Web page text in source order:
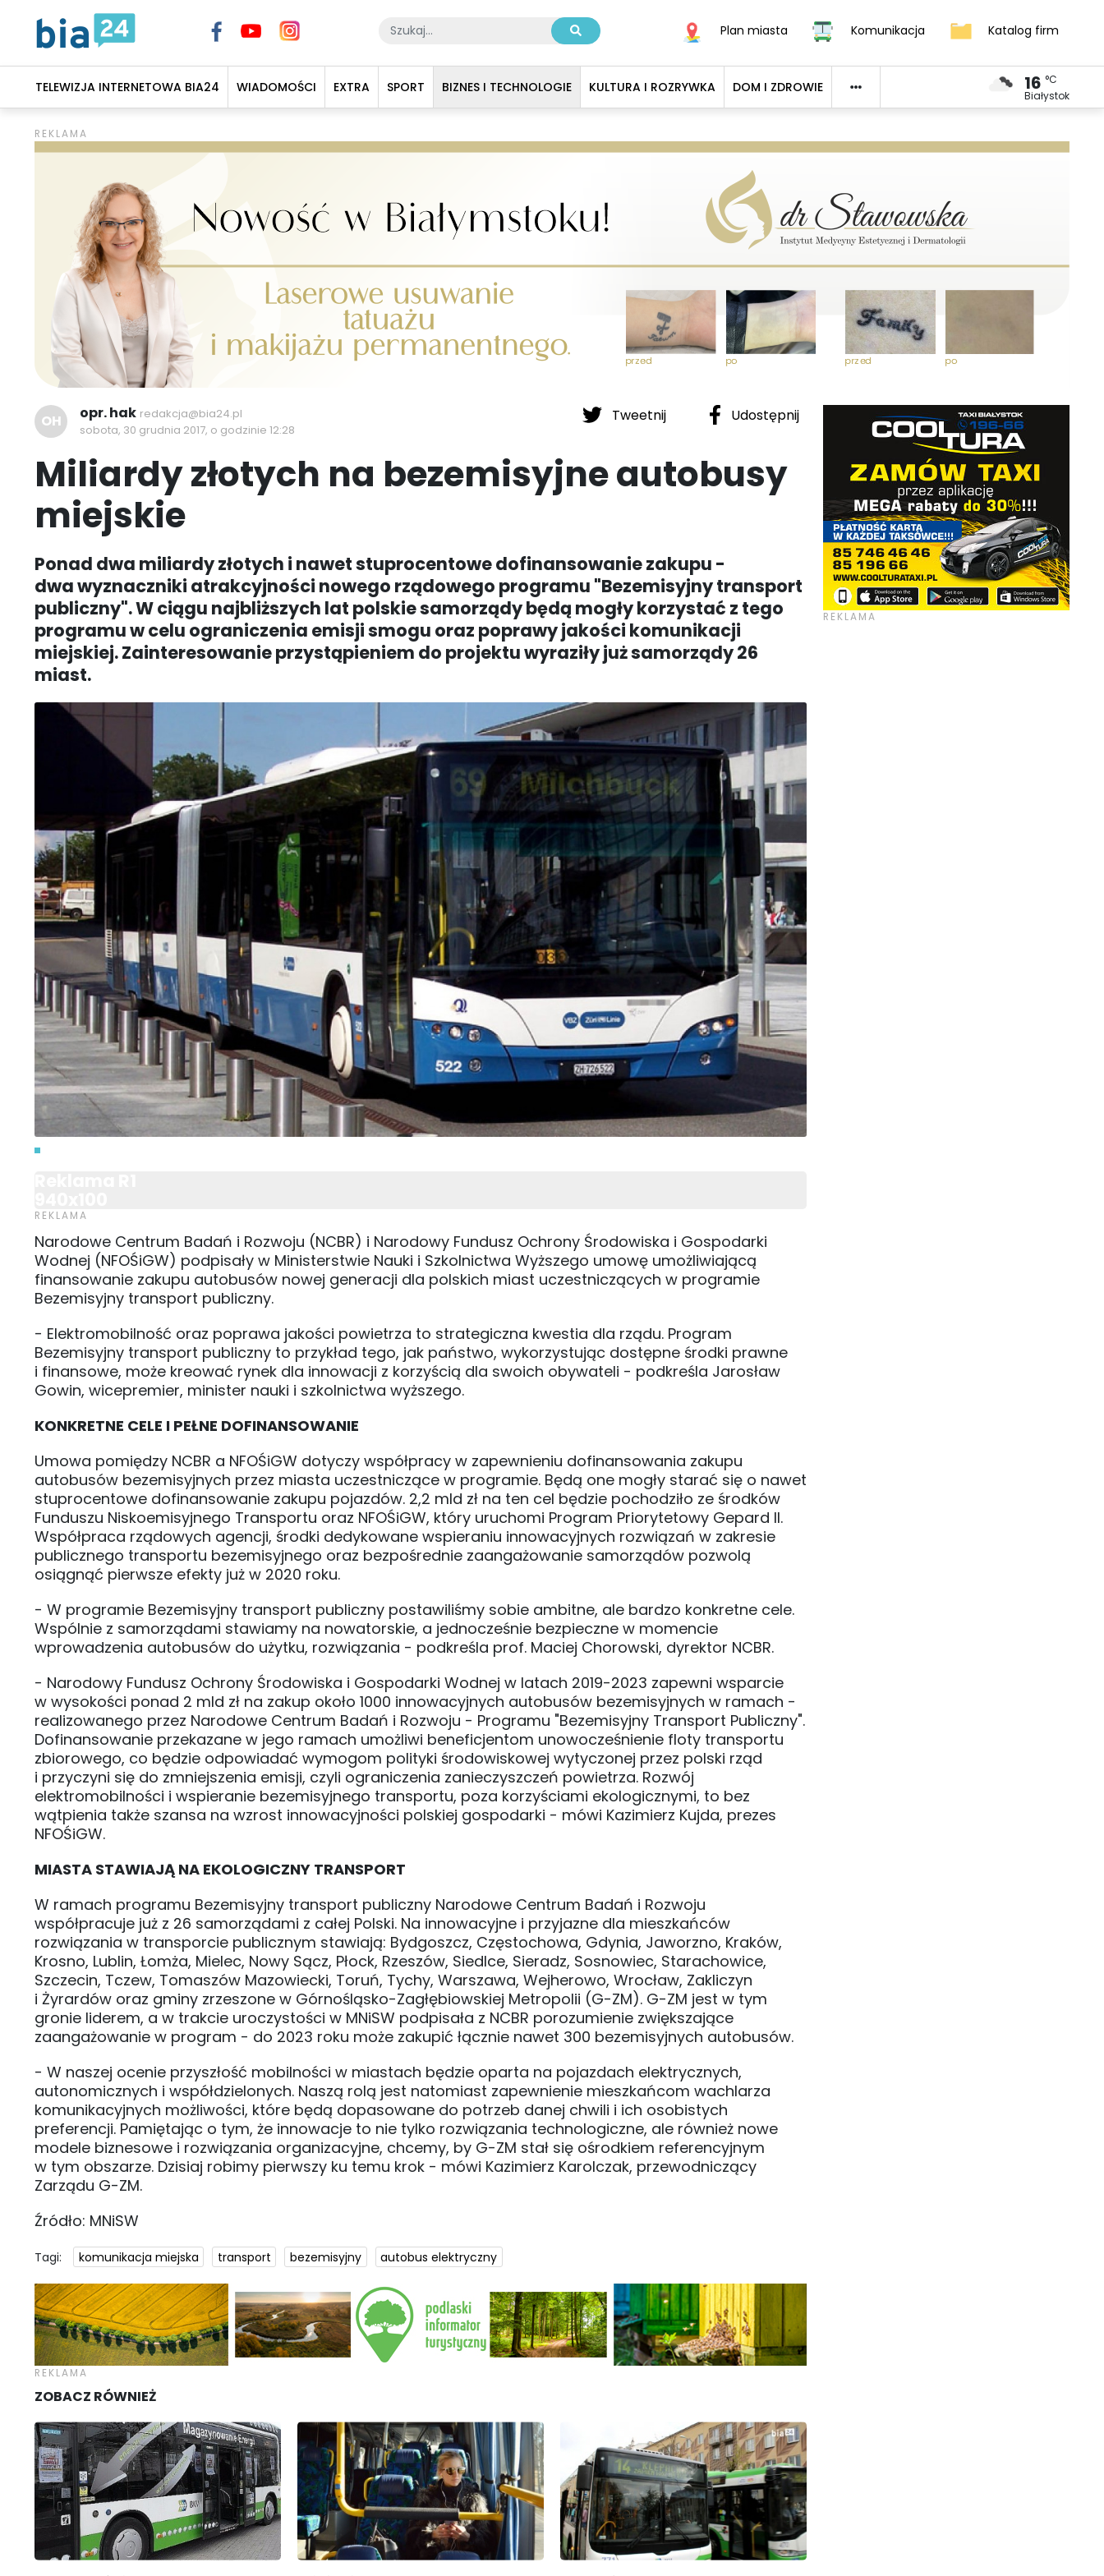
Plan miasta Komunikacja Katalog firm
TELEWIZJA INTERNETOWA BIA24 WIADOMOŚCI EXTRA SPORT BIZNES I TECHNOLOGIE KULTURA I ROZRYWKA DOM I ZDROWIE 16 °C
Białystok
Tweetnij Udostępnij
OH opr. hak redakcja@bia24.pl
sobota, 30 grudnia 2017, o godzinie 12:28
Miliardy złotych na bezemisyjne autobusy
miejskie
Ponad dwa miliardy złotych i nawet stuprocentowe dofinansowanie zakupu -
dwa wyznaczniki atrakcyjności nowego rządowego programu "Bezemisyjny transport
publiczny". W ciągu najbliższych lat polskie samorządy będą mogły korzystać z tego
programu w celu ograniczenia emisji smogu oraz poprawy jakości komunikacji
miejskiej. Zainteresowanie przystąpieniem do projektu wyraziły już samorządy 26
miast.
Narodowe Centrum Badań i Rozwoju (NCBR) i Narodowy Fundusz Ochrony Środowiska i Gospodarki
Wodnej (NFOŚiGW) podpisały w Ministerstwie Nauki i Szkolnictwa Wyższego umowę umożliwiającą
finansowanie zakupu autobusów nowej generacji dla polskich miast uczestniczących w programie
Bezemisyjny transport publiczny.
- Elektromobilność oraz poprawa jakości powietrza to strategiczna kwestia dla rządu. Program
Bezemisyjny transport publiczny to przykład tego, jak państwo, wykorzystując dostępne środki prawne
i finansowe, może kreować rynek dla innowacji z korzyścią dla swoich obywateli - podkreśla Jarosław
Gowin, wicepremier, minister nauki i szkolnictwa wyższego.
KONKRETNE CELE I PEŁNE DOFINANSOWANIE
Umowa pomiędzy NCBR a NFOŚiGW dotyczy współpracy w zapewnieniu dofinansowania zakupu
autobusów bezemisyjnych przez miasta uczestniczące w programie. Będą one mogły starać się o nawet
stuprocentowe dofinansowanie zakupu pojazdów. 2,2 mld zł na ten cel będzie pochodziło ze środków
Funduszu Niskoemisyjnego Transportu oraz NFOŚiGW, który uruchomi Program Priorytetowy Gepard II.
Współpraca rządowych agencji, środki dedykowane wspieraniu innowacyjnych rozwiązań w zakresie
publicznego transportu bezemisyjnego oraz bezpośrednie zaangażowanie samorządów pozwolą
osiągnąć pierwsze efekty już w 2020 roku.
- W programie Bezemisyjny transport publiczny postawiliśmy sobie ambitne, ale bardzo konkretne cele.
Wspólnie z samorządami stawiamy na nowatorskie, a jednocześnie bezpieczne w momencie
wprowadzenia autobusów do użytku, rozwiązania - podkreśla prof. Maciej Chorowski, dyrektor NCBR.
- Narodowy Fundusz Ochrony Środowiska i Gospodarki Wodnej w latach 2019-2023 zapewni wsparcie
w wysokości ponad 2 mld zł na zakup około 1000 innowacyjnych autobusów bezemisyjnych w ramach -
realizowanego przez Narodowe Centrum Badań i Rozwoju - Programu "Bezemisyjny Transport Publiczny".
Dofinansowanie przekazane w jego ramach umożliwi beneficjentom unowocześnienie floty transportu
zbiorowego, co będzie odpowiadać wymogom polityki środowiskowej wytyczonej przez polski rząd
i przyczyni się do zmniejszenia emisji, czyli ograniczenia zanieczyszczeń powietrza. Rozwój
elektromobilności i wspieranie bezemisyjnego transportu, poza korzyściami ekologicznymi, to bez
wątpienia także szansa na wzrost innowacyjności polskiej gospodarki - mówi Kazimierz Kujda, prezes
NFOŚiGW.
MIASTA STAWIAJĄ NA EKOLOGICZNY TRANSPORT
W ramach programu Bezemisyjny transport publiczny Narodowe Centrum Badań i Rozwoju
współpracuje już z 26 samorządami z całej Polski. Na innowacyjne i przyjazne dla mieszkańców
rozwiązania w transporcie publicznym stawiają: Bydgoszcz, Częstochowa, Gdynia, Jaworzno, Kraków,
Krosno, Lublin, Łomża, Mielec, Nowy Sącz, Płock, Rzeszów, Siedlce, Sieradz, Sosnowiec, Starachowice,
Szczecin, Tczew, Tomaszów Mazowiecki, Toruń, Tychy, Warszawa, Wejherowo, Wrocław, Zakliczyn
i Żyrardów oraz gminy zrzeszone w Górnośląsko-Zagłębiowskiej Metropolii (G-ZM). G-ZM jest w tym
gronie liderem, a w trakcie uroczystości w MNiSW podpisała z NCBR porozumienie zwiększające
zaangażowanie w program - do 2023 roku może zakupić łącznie nawet 300 bezemisyjnych autobusów.
- W naszej ocenie przyszłość mobilności w miastach będzie oparta na pojazdach elektrycznych,
autonomicznych i współdzielonych. Naszą rolą jest natomiast zapewnienie mieszkańcom wachlarza
komunikacyjnych możliwości, które będą dopasowane do potrzeb danej chwili i ich osobistych
preferencji. Pamiętając o tym, że innowacje to nie tylko rozwiązania technologiczne, ale również nowe
modele biznesowe i rozwiązania organizacyjne, chcemy, by G-ZM stał się ośrodkiem referencyjnym
w tym obszarze. Dzisiaj robimy pierwszy ku temu krok - mówi Kazimierz Karolczak, przewodniczący
Zarządu G-ZM.
Źródło: MNiSW
Tagi: komunikacja miejska transport bezemisyjny autobus elektryczny
ZOBACZ RÓWNIEŻ